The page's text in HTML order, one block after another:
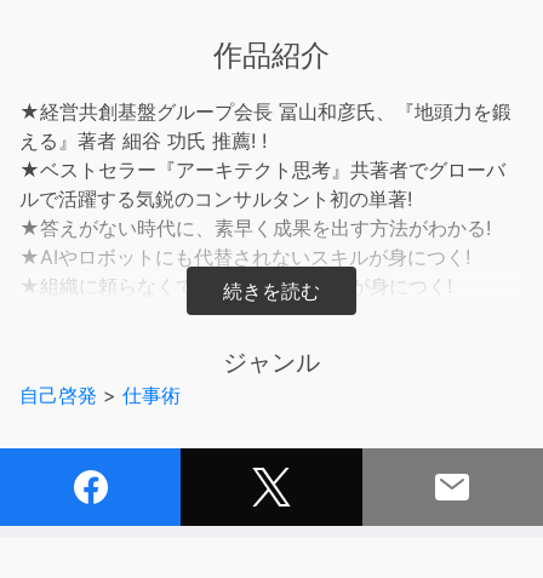
作品紹介
★経営共創基盤グループ会長 冨山和彦氏、『地頭力を鍛
える』著者 細谷 功氏 推薦! !
★ベストセラー『アーキテクト思考』共著者でグローバ
ルで活躍する気鋭のコンサルタント初の単著!
★答えがない時代に、素早く成果を出す方法がわかる!
★AIやロボットにも代替されないスキルが身につく!
★組織に頼らなくても生きていける力が身につく!
★世界中の誰とでもコラボレーションして成果を出せる
●変化が激しく多様化する時代には、私たちの働き方にも
り方だ。
ジャンル
自己啓発 > 仕事術